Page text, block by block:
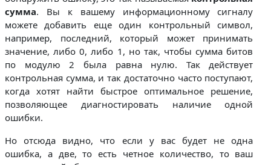
сумма. Вы к вашему информационному сигналу
можете добавить еще один контрольный символ,
например, последний, который может принимать
значение, либо 0, либо 1, но так, чтобы сумма битов
по модулю 2 была равна нулю. Так действует
контрольная сумма, и так достаточно часто поступают,
когда хотят найти быстрое оптимальное решение,
позволяющее диагностировать наличие одной
ошибки.
Но отсюда видно, что если у вас будет не одна
ошибка, а две, то есть четное количество, то ваш